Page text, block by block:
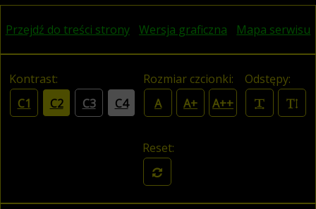
Przejdź do treści strony Wersja graficzna Mapa serwisu
Kontrast:
C1
C2 C3 C4
Rozmiar czcionki:
A
A+ A++
Odstępy:
Reset: